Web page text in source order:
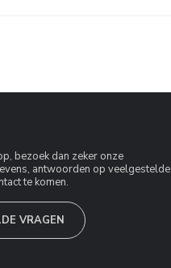
bezoek dan zeker onze
antwoorden op veelgestelde
te komen.
VRAGEN